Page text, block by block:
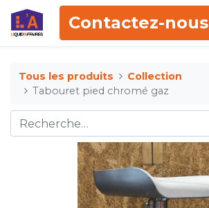
Contactez-nous
Tous les produits
Collection
Tabouret pied chromé gaz